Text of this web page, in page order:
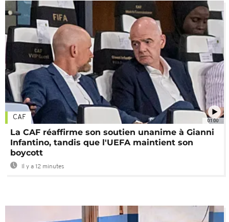
01:00
CAF
La CAF réaffirme son soutien unanime à Gianni
Infantino, tandis que l'UEFA maintient son
boycott
Il y a 12 minutes